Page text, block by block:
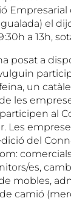
Empresarial
el
a 13h,
posat a
un
les
al
Les
del
es,
mobles,
camió